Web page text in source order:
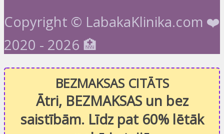
Copyright © LabakaKlinika.com ❤️
2020 - 2026 🏥
BEZMAKSAS CITĀTS
Ātri, BEZMAKSAS un bez
saistībām. Līdz pat 60% lētāk